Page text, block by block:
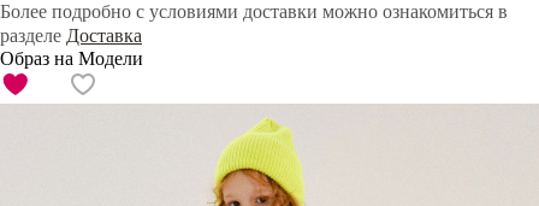
Более подробно с условиями доставки можно ознакомиться в
разделе Доставка
Образ на Модели